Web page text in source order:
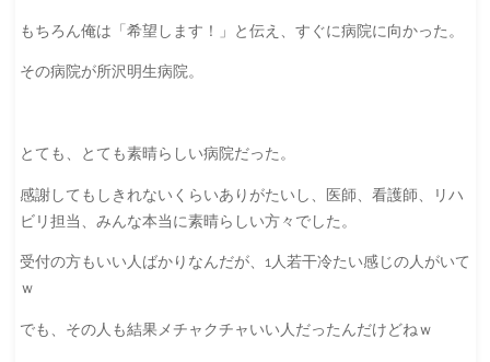
もちろん俺は「希望します！」と伝え、すぐに病院に向かった。
その病院が所沢明生病院。
とても、とても素晴らしい病院だった。
感謝してもしきれないくらいありがたいし、医師、看護師、リハ
ビリ担当、みんな本当に素晴らしい方々でした。
受付の方もいい人ばかりなんだが、1人若干冷たい感じの人がいて
ｗ
でも、その人も結果メチャクチャいい人だったんだけどねｗ